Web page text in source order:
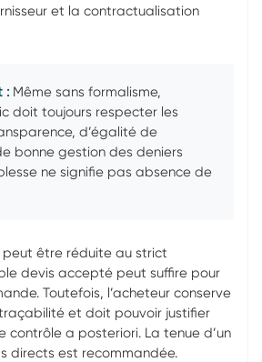
et la contractualisation
: Même sans formalisme,
doit toujours respecter les
d’égalité de
bonne gestion des deniers
ne signifie pas absence de
être réduite au strict
devis accepté peut suffire pour
Toutefois, l’acheteur conserve
et doit pouvoir justifier
contrôle a posteriori. La tenue d’un
directs est recommandée.